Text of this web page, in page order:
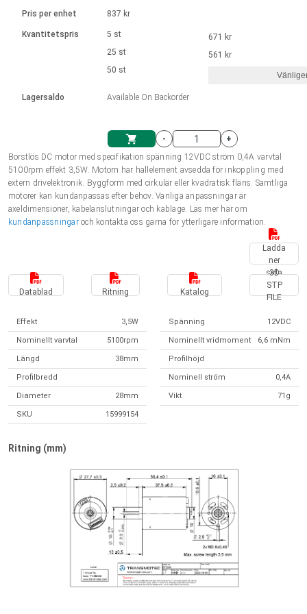
Enhetssystem
Kundkorg
Solenoids
Ø 28-42| 1-1400 rpm | <= 290Ncm
Styrningar borstlösa DC motorer
Styrningar DC motorer
Drivsteg 2-6 A
Synkrona-Asynkrona | för 1-4 ställdon
Synkrona-Asynkrona | för 1-4 ställdon
Français (EUR)
Polski (EUR)
Norsk (NOK)
Svenska (SEK)
Pris per enhet
Kvantitetspris
Lagersaldo
837 kr
5 st
25 st
50 st
Available On Backorder
671 kr
561 kr
-
+
Borstlös DC motor med specifikation spänning 12VDC ström 0,4A varvtal
5100rpm effekt 3,5W. Motorn har hallelement avsedda för inkoppling med
extern drivelektronik. Byggform med cirkulär eller kvadratisk fläns. Samtliga
motorer kan kundanpassas efter behov. Vanliga anpassningar är
axeldimensioner, kabelanslutningar och kablage. Läs mer här om
kundanpassningaroch kontakta oss gärna för ytterligare information.
Ladda
ner
sida
Datablad
Ritning Katalog
3D
STP
FILE
Effekt 3,5W Spänning 12VDC
Nominellt varvtal 5100rpm Nominellt vridmoment 6,6 mNm
Längd 38mm Profilhöjd
Profilbredd Nominell ström 0,4A
Diameter 28mm Vikt 71g
SKU 15999154
Ritning (mm)